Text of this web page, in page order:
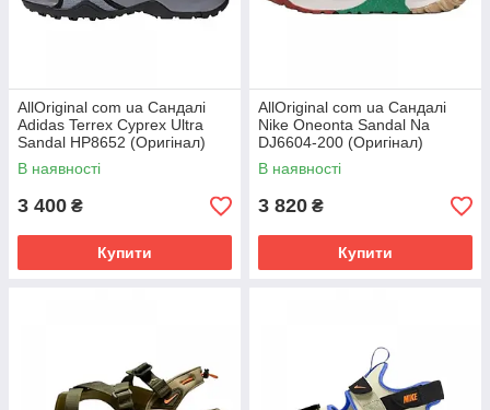
AllOriginal com ua Сандалі
Adidas Terrex Cyprex Ultra
Sandal HP8652 (Оригінал)
РОЗМІРИ ЗАПИТУЙТЕ
В наявності
3 400 ₴
Купити
AllOriginal com ua Сандалі
Nike Oneonta Sandal Na
DJ6604-200 (Оригінал)
РОЗМІРИ ЗАПИТУЙТЕ
В наявності
3 820 ₴
Купити